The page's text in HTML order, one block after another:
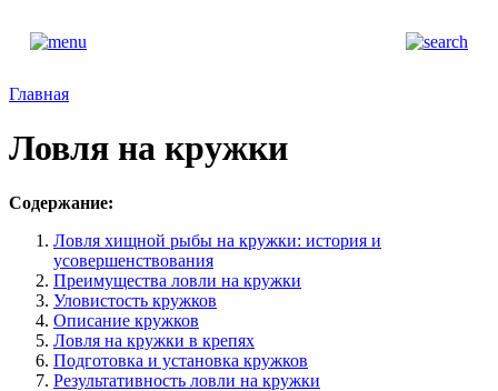
Главная
Ловля на кружки
Содержание:
Ловля хищной рыбы на кружки: история и
усовершенствования
Преимущества ловли на кружки
Уловистость кружков
Описание кружков
Ловля на кружки в крепях
Подготовка и установка кружков
Результативность ловли на кружки